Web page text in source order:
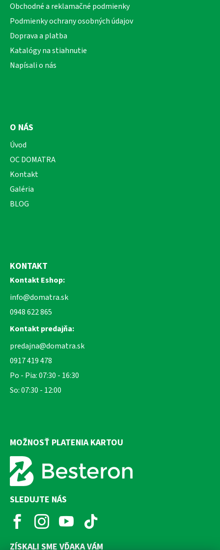
Obchodné a reklamačné podmienky
Podmienky ochrany osobných údajov
Doprava a platba
Katalógy na stiahnutie
Napísali o nás
O NÁS
Úvod
OC DOMATRA
Kontakt
Galéria
BLOG
KONTAKT
Kontakt Eshop:
info@domatra.sk
0948 622 865
Kontakt predajňa:
predajna@domatra.sk
0917 419 478
Po - Pia: 07:30 - 16:30
So: 07:30 - 12:00
MOŽNOSŤ PLATENIA KARTOU
SLEDUJTE NÁS
ZÍSKALI SME VĎAKA VÁM